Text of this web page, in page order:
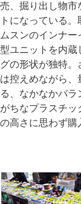
売、掘り出し物市
トになっている
ムスンのインナ
型ユニットを内蔵
グの形状が独特
は控えめながら
る、なかなかバラ
がちなプラスチッ
の高さに思わず購